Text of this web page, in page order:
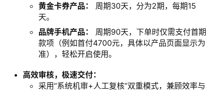
黄金卡券产品：
​ 周期30天，分为2期，每期15
天。
品牌手机产品：
​ 周期90天，下单时仅需支付首期
款项（例如首付4700元，具体以产品页面显示为
准），轻松开启使用。
高效审核，极速交付：
采用“系统机审+人工复核”双重模式，兼顾效率与